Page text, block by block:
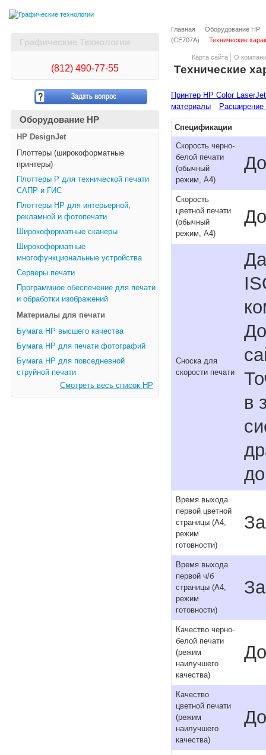
Карта сайта О
Графические Технологии
(812) 490-77-55
Оборудование HP
HP DesignJet
Плоттеры (широкоформатные
принтеры)
Плоттеры Р для технической печати
САПР и ГИС
Плоттеры НР для интерьерной,
рекламной и фотопечати
Широкоформатные сканеры
Широкоформатные
многофункциональные устройства
Серверы печати
Программное обеспечение для печати
и обработки изображений
Материалы для печати
Бумага HP высшего качества
Бумага HP для печати фотографий
Бумага HP для повседневной
струйной печати
Смотреть весь список HP
Главная
Оборудование HP
(CE707A)
Технические
Технические
Принтер HP Color
материалы
Расширение
Спецификации
Скорость черно-
белой печати
(обычный
режим, A4)
Скорость
цветной печати
(обычный
режим, A4)
Сноска для
скорости печати
в
Время выхода
первой цветной
страницы (A4,
режим
готовности)
Время выхода
первой ч/б
страницы (A4,
режим
готовности)
Качество черно-
белой печати
(режим
наилучшего
качества)
Качество
цветной печати
(режим
наилучшего
качества)